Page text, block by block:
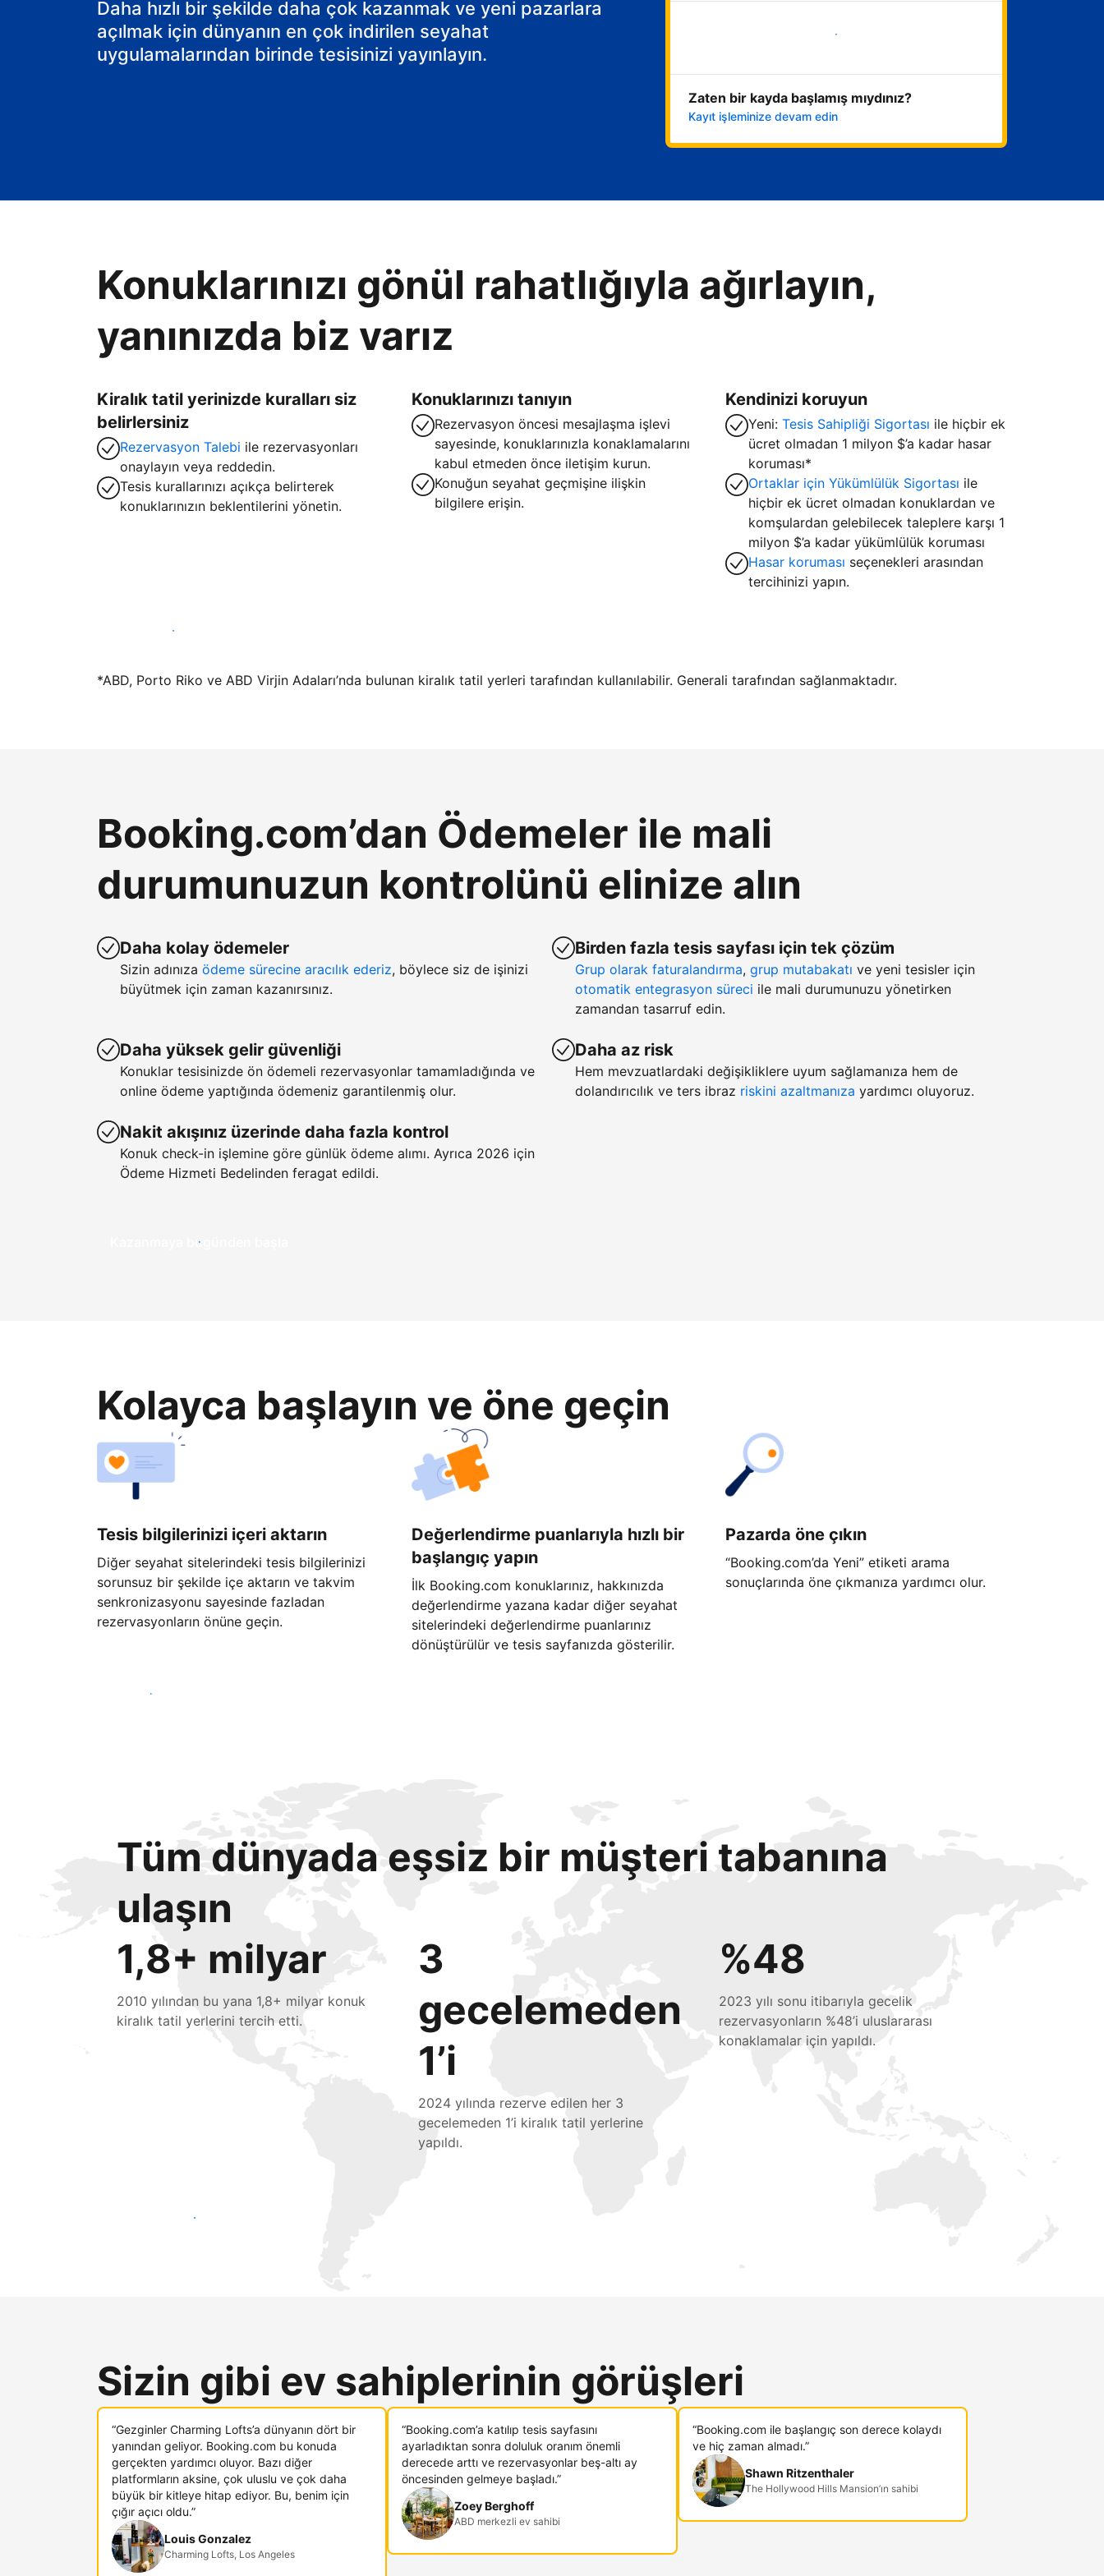
Daha hızlı bir şekilde daha çok kazanmak ve yeni pazarlara
açılmak için dünyanın en çok indirilen seyahat
uygulamalarından birinde tesisinizi yayınlayın.
Hemen başla
Zaten bir kayda başlamış mıydınız?
Kayıt işleminize devam edin
Konuklarınızı gönül rahatlığıyla ağırlayın,
yanınızda biz varız
Kiralık tatil yerinizde kuralları siz
belirlersiniz
Rezervasyon Talebi ile rezervasyonları
onaylayın veya reddedin.
Tesis kurallarınızı açıkça belirterek
konuklarınızın beklentilerini yönetin.
Konuklarınızı tanıyın
Rezervasyon öncesi mesajlaşma işlevi
sayesinde, konuklarınızla konaklamalarını
kabul etmeden önce iletişim kurun.
Konuğun seyahat geçmişine ilişkin
bilgilere erişin.
Kendinizi koruyun
Yeni:Tesis Sahipliği Sigortası ile hiçbir ek
ücret olmadan 1 milyon $’a kadar hasar
koruması*
Ortaklar için Yükümlülük Sigortası ile
hiçbir ek ücret olmadan konuklardan ve
komşulardan gelebilecek taleplere karşı 1
milyon $’a kadar yükümlülük koruması
Hasar koruması seçenekleri arasından
tercihinizi yapın.
Hemen tesis yayınla
*ABD, Porto Riko ve ABD Virjin Adaları’nda bulunan kiralık tatil yerleri tarafından kullanılabilir. Generali tarafından sağlanmaktadır.
Booking.com’dan Ödemeler ile mali
durumunuzun kontrolünü elinize alın
Daha kolay ödemeler
Sizin adınıza ödeme sürecine aracılık ederiz, böylece siz de işinizi
büyütmek için zaman kazanırsınız.
Daha yüksek gelir güvenliği
Konuklar tesisinizde ön ödemeli rezervasyonlar tamamladığında ve
online ödeme yaptığında ödemeniz garantilenmiş olur.
Nakit akışınız üzerinde daha fazla kontrol
Konuk check-in işlemine göre günlük ödeme alımı. Ayrıca 2026 için
Ödeme Hizmeti Bedelinden feragat edildi.
Birden fazla tesis sayfası için tek çözüm
Grup olarak faturalandırma, grup mutabakatı ve yeni tesisler için
otomatik entegrasyon süreci ile mali durumunuzu yönetirken
zamandan tasarruf edin.
Daha az risk
Hem mevzuatlardaki değişikliklere uyum sağlamanıza hem de
dolandırıcılık ve ters ibraz riskini azaltmanıza yardımcı oluyoruz.
Kazanmaya bugünden başla
Kolayca başlayın ve öne geçin
Tesis bilgilerinizi içeri aktarın
Diğer seyahat sitelerindeki tesis bilgilerinizi
sorunsuz bir şekilde içe aktarın ve takvim
senkronizasyonu sayesinde fazladan
rezervasyonların önüne geçin.
Değerlendirme puanlarıyla hızlı bir
başlangıç yapın
İlk Booking.com konuklarınız, hakkınızda
değerlendirme yazana kadar diğer seyahat
sitelerindeki değerlendirme puanlarınız
dönüştürülür ve tesis sayfanızda gösterilir.
Pazarda öne çıkın
“Booking.com’da Yeni” etiketi arama
sonuçlarında öne çıkmanıza yardımcı olur.
Hemen başla
Tüm dünyada eşsiz bir müşteri tabanına
ulaşın
1,8+ milyar
2010 yılından bu yana 1,8+ milyar konuk
kiralık tatil yerlerini tercih etti.
3
gecelemeden
1’i
2024 yılında rezerve edilen her 3
gecelemeden 1’i kiralık tatil yerlerine
yapıldı.
%48
2023 yılı sonu itibarıyla gecelik
rezervasyonların %48’i uluslararası
konaklamalar için yapıldı.
Hemen yeni konuklara ulaş
Sizin gibi ev sahiplerinin görüşleri
“Gezginler Charming Lofts’a dünyanın dört bir
yanından geliyor. Booking.com bu konuda
gerçekten yardımcı oluyor. Bazı diğer
platformların aksine, çok uluslu ve çok daha
büyük bir kitleye hitap ediyor. Bu, benim için
çığır açıcı oldu.”
Louis Gonzalez
Charming Lofts, Los Angeles
“Booking.com’a katılıp tesis sayfasını
ayarladıktan sonra doluluk oranım önemli
derecede arttı ve rezervasyonlar beş-altı ay
öncesinden gelmeye başladı.”
Zoey Berghoff
ABD merkezli ev sahibi
“Booking.com ile başlangıç son derece kolaydı
ve hiç zaman almadı.”
Shawn Ritzenthaler
The Hollywood Hills Mansion’ın sahibi